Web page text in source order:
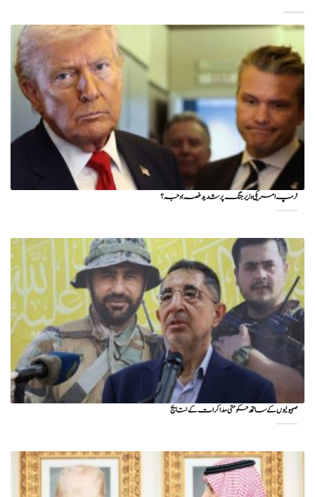
ٹرمپ امریکی وزیر جنگ پر شدید غصہ؛ وجہ ؟
صہیونیوں کے ساتھ حکومتی مذاکرات کے نتایج